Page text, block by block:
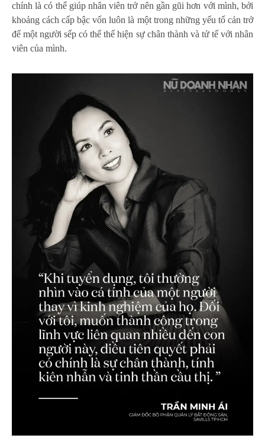
chính là có thể giúp nhân viên trở nên gần gũi hơn với mình, bởi
khoảng cách cấp bậc vốn luôn là một trong những yếu tố cản trở
để một người sếp có thể thể hiện sự chân thành và tử tế với nhân
viên của mình.